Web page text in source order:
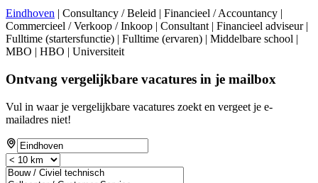
Eindhoven | Consultancy / Beleid | Financieel / Accountancy |
Commercieel / Verkoop / Inkoop | Consultant | Financieel adviseur |
Fulltime (startersfunctie) | Fulltime (ervaren) | Middelbare school |
MBO | HBO | Universiteit
Ontvang vergelijkbare vacatures in je mailbox
Vul in waar je vergelijkbare vacatures zoekt en vergeet je e-
mailadres niet!